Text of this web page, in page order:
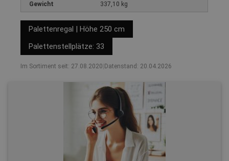
Gewicht 337,10 kg
Palettenregal | Höhe 250 cm
Palettenstellplätze: 33
Im Sortiment seit: 27.08.2020 Datenstand: 20.04.2026